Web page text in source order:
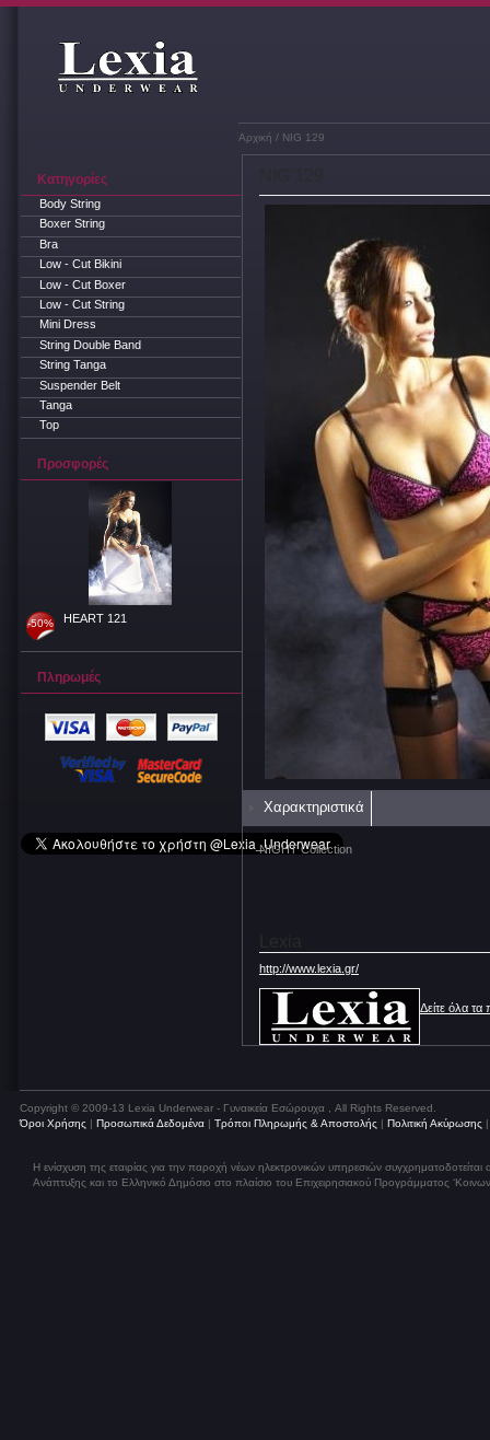
Αρχική / NIG 129
Κατηγορίες
Body String
Boxer String
Bra
Low - Cut Bikini
Low - Cut Boxer
Low - Cut String
Mini Dress
String Double Band
String Tanga
Suspender Belt
Tanga
Top
Προσφορές
-50% HEART 121
Πληρωμές
Χαρακτηριστικά
NIGHT Collection
http://www.lexia.gr/
Δείτε όλα τα
Copyright © 2009-13 Lexia Underwear - Γυναικεία Εσώρουχα , All Rights Reserved.
Όροι Χρήσης | Προσωπικά Δεδομένα | Τρόποι Πληρωμής & Αποστολής | Πολιτική Ακύρωσης
Η ενίσχυση της εταιρίας για την παροχή νέων ηλεκτρονικών υπηρεσιών
Ανάπτυξης και το Ελληνικό Δημόσιο στο πλαίσιο του Επιχειρησιακού Προγράμματος